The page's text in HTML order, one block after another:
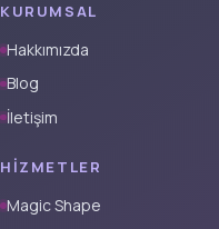
KURUMSAL
Hakkımızda
Blog
İletişim
HIZMETLER
Magic Shape